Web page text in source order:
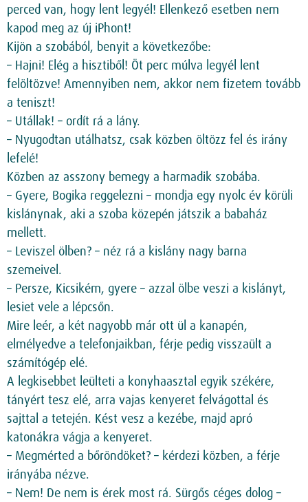
perced van, hogy lent legyél! Ellenkező esetben nem
kapod meg az új iPhont!
Kijön a szobából, benyit a következőbe:
– Hajni! Elég a hisztiből! Öt perc múlva legyél lent
felöltözve! Amennyiben nem, akkor nem fizetem tovább
a teniszt!
– Utállak! – ordít rá a lány.
– Nyugodtan utálhatsz, csak közben öltözz fel és irány
lefelé!
Közben az asszony bemegy a harmadik szobába.
– Gyere, Bogika reggelezni – mondja egy nyolc év körüli
kislánynak, aki a szoba közepén játszik a babaház
mellett.
– Leviszel ölben? – néz rá a kislány nagy barna
szemeivel.
– Persze, Kicsikém, gyere – azzal ölbe veszi a kislányt,
lesiet vele a lépcsőn.
Mire leér, a két nagyobb már ott ül a kanapén,
elmélyedve a telefonjaikban, férje pedig visszaült a
számítógép elé.
A legkisebbet leülteti a konyhaasztal egyik székére,
tányért tesz elé, arra vajas kenyeret felvágottal és
sajttal a tetején. Kést vesz a kezébe, majd apró
katonákra vágja a kenyeret.
– Megmérted a bőröndöket? – kérdezi közben, a férje
irányába nézve.
– Nem! De nem is érek most rá. Sürgős céges dolog –